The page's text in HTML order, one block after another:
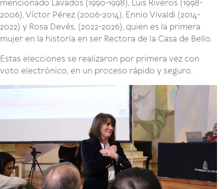
mencionado Lavados (1990-1998), Luis Riveros (1998-
2006), Víctor Pérez (2006-2014), Ennio Vivaldi (2014-
2022) y Rosa Devés, (2022-2026), quien es la primera
mujer en la historia en ser Rectora de la Casa de Bello.
Estas elecciones se realizaron por primera vez con
voto electrónico, en un proceso rápido y seguro.